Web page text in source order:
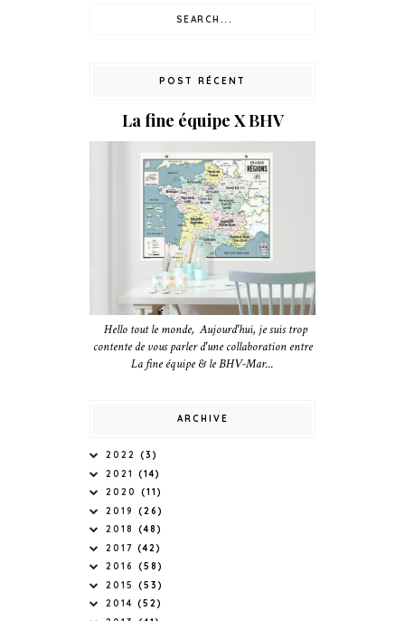
POST RÉCENT
La fine équipe X BHV
Hello tout le monde, Aujourd'hui, je suis trop
contente de vous parler d'une collaboration entre
La fine équipe & le BHV-Mar...
ARCHIVE
2022 (3)
2021 (14)
2020 (11)
2019 (26)
2018 (48)
2017 (42)
2016 (58)
2015 (53)
2014 (52)